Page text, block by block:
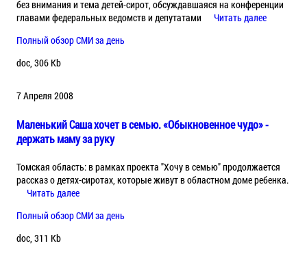
без внимания и тема детей-сирот, обсуждавшаяся на конференции
главами федеральных ведомств и депутатами
Читать далее
Полный обзор СМИ за день
doc, 306 Kb
7 Апреля 2008
Маленький Саша хочет в семью. «Обыкновенное чудо» -
держать маму за руку
Томская область: в рамках проекта "Хочу в семью" продолжается
рассказ о детях-сиротах, которые живут в областном доме ребенка.
Читать далее
Полный обзор СМИ за день
doc, 311 Kb